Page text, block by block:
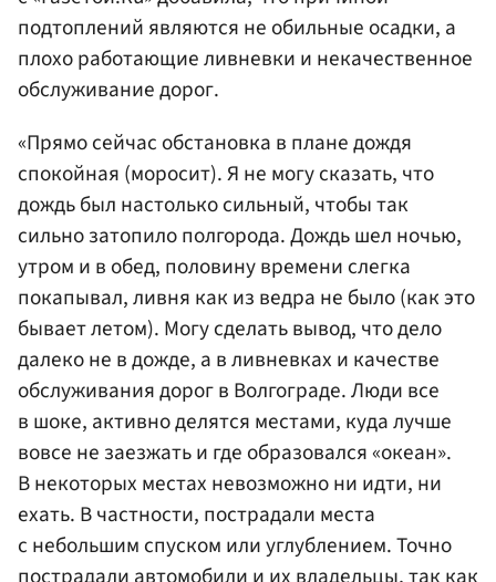
подтоплений являются не обильные осадки, а
плохо работающие ливневки и некачественное
обслуживание дорог.
«Прямо сейчас обстановка в плане дождя
спокойная (моросит). Я не могу сказать, что
дождь был настолько сильный, чтобы так
сильно затопило полгорода. Дождь шел ночью,
утром и в обед, половину времени слегка
покапывал, ливня как из ведра не было (как это
бывает летом). Могу сделать вывод, что дело
далеко не в дожде, а в ливневках и качестве
обслуживания дорог в Волгограде. Люди все
в шоке, активно делятся местами, куда лучше
вовсе не заезжать и где образовался «океан».
В некоторых местах невозможно ни идти, ни
ехать. В частности, пострадали места
с небольшим спуском или углублением. Точно